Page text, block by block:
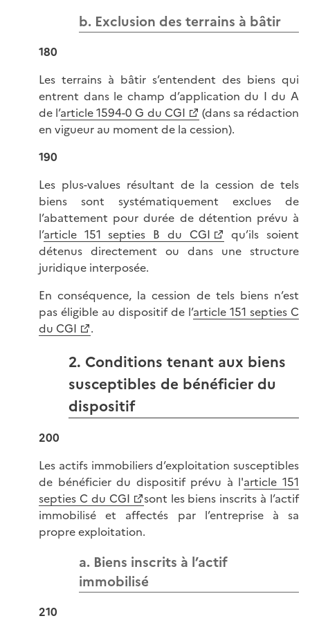
b. Exclusion des terrains à bâtir
180
Les terrains à bâtir s’entendent des biens qui
entrent dans le champ d’application du I du A
de l’article 1594-0 G du CGI
(dans sa rédaction
en vigueur au moment de la cession).
190
Les plus-values résultant de la cession de tels
biens sont systématiquement exclues de
l’abattement pour durée de détention prévu à
l’article 151 septies B du CGI
qu’ils soient
détenus directement ou dans une structure
juridique interposée.
En conséquence, la cession de tels biens n’est
pas éligible au dispositif de l’article 151 septies C
du CGI
.
2. Conditions tenant aux biens
susceptibles de bénéficier du
dispositif
200
Les actifs immobiliers d’exploitation susceptibles
de bénéficier du dispositif prévu à l'article 151
septies C du CGI
sont les biens inscrits à l’actif
immobilisé et affectés par l’entreprise à sa
propre exploitation.
a. Biens inscrits à l’actif
immobilisé
210